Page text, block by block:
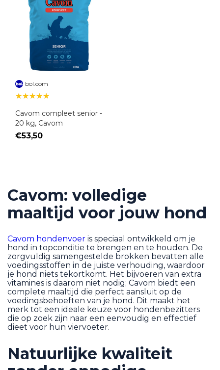
bol.com
★★★★★
Cavom compleet senior -
20 kg, Cavom
€53,50
Cavom: volledige
maaltijd voor jouw hond
Cavom hondenvoer is speciaal ontwikkeld om je
hond in topconditie te brengen en te houden. De
zorgvuldig samengestelde brokken bevatten alle
voedingsstoffen in de juiste verhouding, waardoor
je hond niets tekortkomt. Het bijvoeren van extra
vitamines is daarom niet nodig; Cavom biedt een
complete maaltijd die perfect aansluit op de
voedingsbehoeften van je hond. Dit maakt het
merk tot een ideale keuze voor hondenbezitters
die op zoek zijn naar een eenvoudig en effectief
dieet voor hun viervoeter.
Natuurlijke kwaliteit